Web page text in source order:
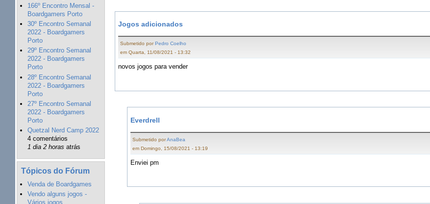
166º Encontro Mensal -
Boardgamers Porto
30º Encontro Semanal
2022 - Boardgamers
Porto
29º Encontro Semanal
2022 - Boardgamers
Porto
28º Encontro Semanal
2022 - Boardgamers
Porto
27º Encontro Semanal
2022 - Boardgamers
Porto
Quetzal Nerd Camp 2022
4 comentários
1 dia 2 horas atrás
Tópicos do Fórum
Venda de Boardgames
Vendo alguns jogos -
Vários jogos
Jogos adicionados
Submetido por Pedro Coelho
em Quarta, 11/08/2021 - 13:32
novos jogos para vender
Everdrell
Submetido porAnaBea
em Domingo, 15/08/2021 - 13:19
Enviei pm